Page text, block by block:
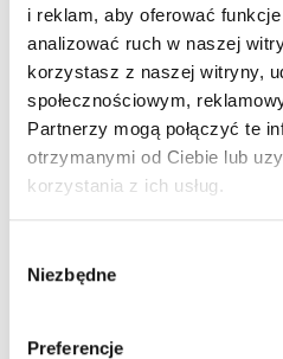
i reklam, aby oferować
analizować ruch w naszej
korzystasz z naszej witryny,
społecznościowym,
Partnerzy mogą połączyć te
otrzymanymi od Ciebie lub
korzystania z ich usług.
Niezbędne
Preferencje
Darmowa
od